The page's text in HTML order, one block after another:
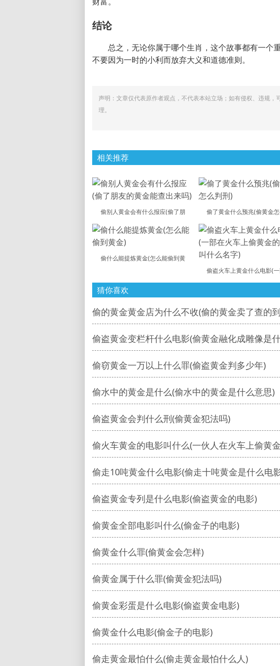
结论
总之，无论你属于哪个生肖，这个故事都有一个
不要因为一时的小利而放弃大义和道德准则。
声明：文章仅代表原作者观点，不代表本站立场；如有侵权、违规，
理。
相关推荐
偷别人黄金会有什么报应(偷了朋 偷了黄金什么预兆(偷黄金
偷什么能提炼黄金(怎么能偷到黄
偷盗火车上黄金什么电影(
猜你喜欢
偷的黄金黄金店为什么不收(偷的黄金卖了查的
偷盗黄金变栏杆什么电影(偷黄金融化成雕像是
偷窃黄金一万以上什么罪(偷盗黄金判多少年)
偷水中的黄金是什么(偷水中的黄金是什么意思)
偷盗黄金会判什么刑(偷黄金犯法吗)
偷火车黄金的电影叫什么(一伙人在火车上偷黄
偷走10吨黄金什么电影(偷走十吨黄金是什么电
偷盗黄金专列是什么电影(偷盗黄金的电影)
偷黄金全部电影叫什么(偷金子的电影)
偷黄金什么罪(偷黄金会怎样)
偷黄金属于什么罪(偷黄金犯法吗)
偷黄金彩蛋是什么电影(偷盗黄金电影)
偷黄金什么电影(偷金子的电影)
偷走黄金最怕什么(偷走黄金最怕什么人)